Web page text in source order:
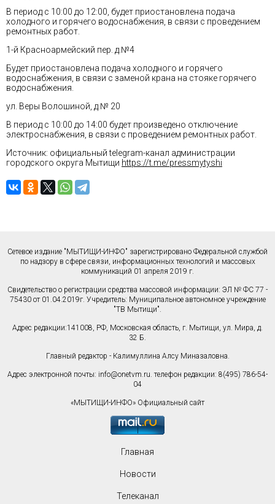
В период с 10:00 до 12:00, будет приостановлена подача
холодного и горячего водоснабжения, в связи с проведением
ремонтных работ.
1-й Красноармейский пер. д.№4
Будет приостановлена подача холодного и горячего
водоснабжения, в связи с заменой крана на стояке горячего
водоснабжения.
ул. Веры Волошиной, д.№ 20
В период с 10:00 до 14:00 будет произведено отключение
электроснабжения, в связи с проведением ремонтных работ.
Источник: официальный telegram-канал администрации
городского округа Мытищи https://t.me/pressmytyshi
Сетевое издание "МЫТИЩИ-ИНФО" зарегистрировано Федеральной службой
по надзору в сфере связи, информационных технологий и массовых
коммуникаций 01 апреля 2019 г.
Свидетельство о регистрации средства массовой информации: ЭЛ № ФС 77 -
75430 от 01.04.2019г. Учредитель: Муниципальное автономное учреждение
"ТВ Мытищи".
Адрес редакции:141008, РФ, Московская область, г. Мытищи, ул. Мира, д.
32 Б.
Главный редактор - Калимуллина Алсу Миназаловна.
Адрес электронной почты: info@onetvm.ru. телефон редакции: 8(495) 786-54-
04
«МЫТИЩИ-ИНФО» Официальный сайт
Главная
Новости
Телеканал